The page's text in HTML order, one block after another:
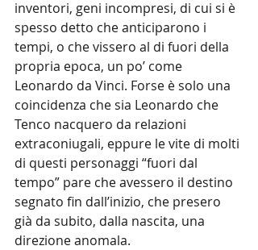
inventori, geni incompresi, di cui si è
spesso detto che anticiparono i
tempi, o che vissero al di fuori della
propria epoca, un po’ come
Leonardo da Vinci. Forse è solo una
coincidenza che sia Leonardo che
Tenco nacquero da relazioni
extraconiugali, eppure le vite di molti
di questi personaggi “fuori dal
tempo” pare che avessero il destino
segnato fin dall’inizio, che presero
già da subito, dalla nascita, una
direzione anomala.